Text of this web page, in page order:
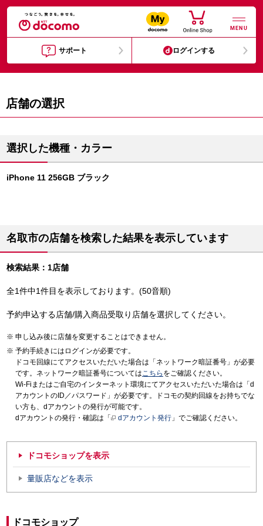
MENU
サポート ログインする
店舗の選択
選択した機種・カラー
iPhone 11 256GB ブラック
名取市の店舗を検索した結果を表示しています
検索結果：1店舗
全1件中1件目を表示しております。(50音順)
予約申込する店舗/購入商品受取り店舗を選択してください。
申し込み後に店舗を変更することはできません。
予約手続きにはログインが必要です。
ドコモ回線にてアクセスいただいた場合は「ネットワーク暗証番号」が必要
です。ネットワーク暗証番号についてはこちら をご確認ください。
Wi-Fiまたはご自宅のインターネット環境にてアクセスいただいた場合は「d
アカウントのID／パスワード」が必要です。ドコモの契約回線をお持ちでな
い方も、dアカウントの発行が可能です。
dアカウントの発行・確認は「
dアカウント発行 」でご確認ください。
ドコモショップを表示
量販店などを表示
ドコモショップ